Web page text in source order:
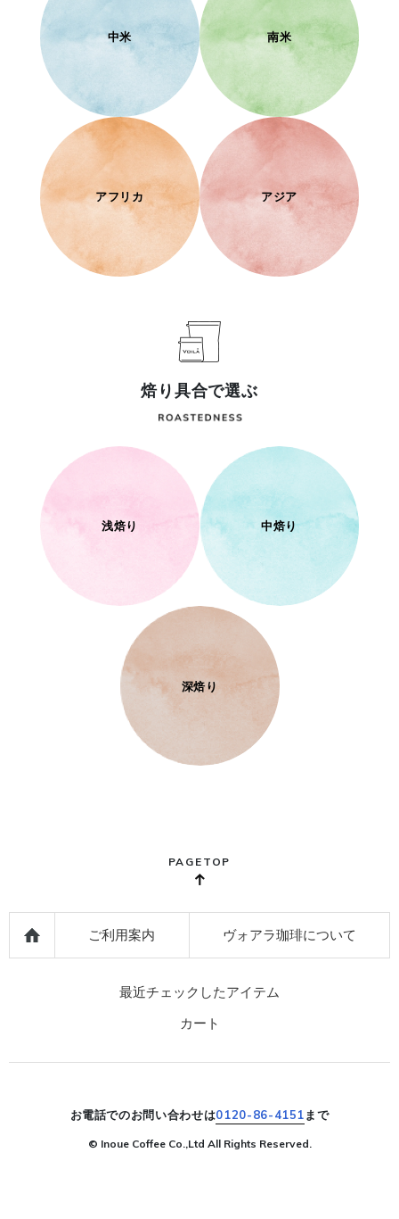
中米 南米
アフリカ アジア
焙り具合で選ぶ
浅焙り 中焙り
深焙り
PAGETOP
ご利用案内 ヴォアラ珈琲について
最近チェックしたアイテム
カート
お電話でのお問い合わせは0120-86-4151まで
© Inoue Coffee Co.,Ltd All Rights Reserved.